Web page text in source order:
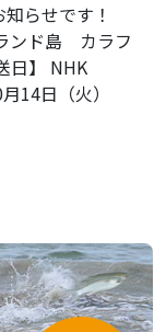
らせです！
ンド島 カラフ
日】 NHK
14日（火）